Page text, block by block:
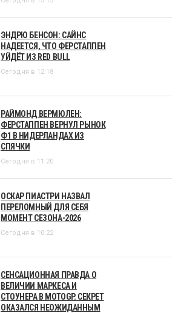
ЭНДРЮ БЕНСОН: САЙНС
НАДЕЕТСЯ, ЧТО ФЕРСТАППЕН
УЙДЁТ ИЗ RED BULL
Сегодня в 12:18
РАЙМОНД ВЕРМЮЛЕН:
ФЕРСТАППЕН ВЕРНУЛ РЫНОК
Ф1 В НИДЕРЛАНДАХ ИЗ
СПЯЧКИ
Сегодня в 11:20
ОСКАР ПИАСТРИ НАЗВАЛ
ПЕРЕЛОМНЫЙ ДЛЯ СЕБЯ
МОМЕНТ СЕЗОНА-2026
Сегодня в 10:22
СЕНСАЦИОННАЯ ПРАВДА О
ВЕЛИЧИИ МАРКЕСА И
СТОУНЕРА В MOTOGP. СЕКРЕТ
ОКАЗАЛСЯ НЕОЖИДАННЫМ